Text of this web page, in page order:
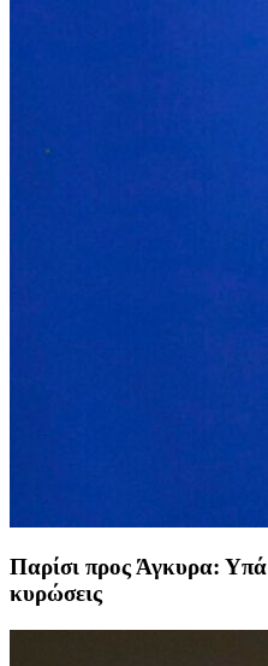
Παρίσι προς Άγκυρα:
κυρώσεις